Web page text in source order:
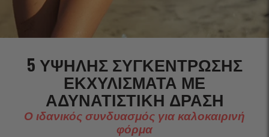
5 ΥΨΗΛΉΣ ΣΥΓΚΈΝΤΡΩΣΗΣ
ΕΚΧΥΛΊΣΜΑΤΑ ΜΕ
ΑΔΥΝΑΤΙΣΤΙΚΉ ΔΡΆΣΗ
Ο ιδανικός συνδυασμός για καλοκαιρινή
φόρμα